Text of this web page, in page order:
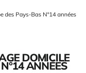
des Pays-Bas N°14 années
DOMICILE
ANNÉES